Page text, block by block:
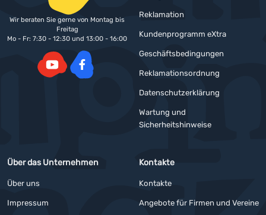
Reklamation
Kundenprogramm eXtra
Geschäftsbedingungen
Reklamationsordnung
Datenschutzerklärung
Wartung und
Sicherheitshinweise
Über das Unternehmen
Über uns
Impressum
Kontakte
Kontakte
Angebote für Firmen und Vereine
Wir beraten Sie gerne von Montag bis
Freitag
Mo - Fr: 7:30 - 12:30 und 13:00 - 16:00